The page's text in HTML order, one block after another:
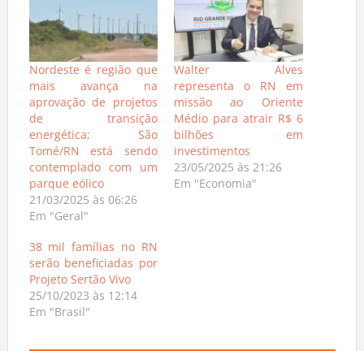
Nordeste é região que
mais avança na
aprovação de projetos
de transição
energética; São
Tomé/RN está sendo
contemplado com um
parque eólico
21/03/2025 às 06:26
Em "Geral"
Walter Alves
representa o RN em
missão ao Oriente
Médio para atrair R$ 6
bilhões em
investimentos
23/05/2025 às 21:26
Em "Economia"
38 mil famílias no RN
serão beneficiadas por
Projeto Sertão Vivo
25/10/2023 às 12:14
Em "Brasil"